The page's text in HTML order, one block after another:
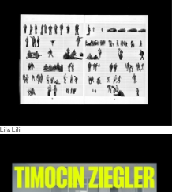
Lila Lili